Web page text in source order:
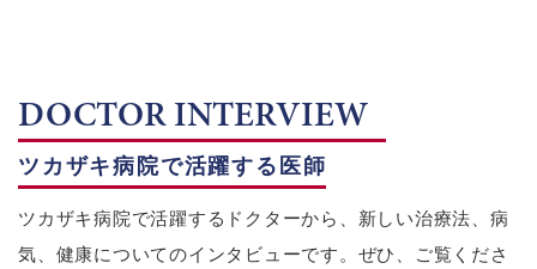
DOCTOR INTERVIEW
ツカザキ病院で活躍する医師
ツカザキ病院で活躍するドクターから、新しい治療法、病
気、健康についてのインタビューです。ぜひ、ご覧くださ